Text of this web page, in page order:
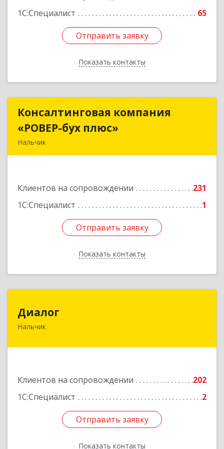
1С:Специалист
65
Отправить заявку
Показать контакты
Отправить заявку
Назад
Консалтинговая компания
«РОВЕР-бух плюс»
Нальчик
Клиентов на сопровождении
231
1С:Специалист
1
Отправить заявку
Показать контакты
Консалтинговая компания
«РОВЕР-бух плюс»
Подробнее
Отправить заявку
Назад
Диалог
Нальчик
Клиентов на сопровождении
202
1С:Специалист
2
Отправить заявку
Показать контакты
360016, Кабардино-Балкарская Респ, Нальчик г,
Отправить заявку
Назад